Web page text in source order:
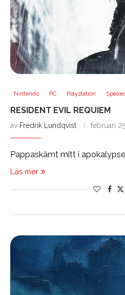
Nintendo PC Playstation
RESIDENT EVIL REQUIEM
av Fredrik Lundqvist februari
Pappaskämt mitt i
Läs mer